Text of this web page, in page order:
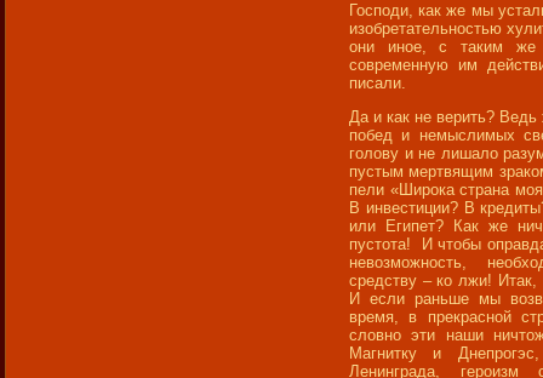
Господи, как же мы
изобретательностью
они иное, с таким же
современную им
писали.
Да и как не верить?
побед и немыслимых
голову и не лишало
пустым мертвящим
пели «Широка страна
В инвестиции? В
или Египет? Как же
пустота! И чтобы
невозможность,
средству – ко лжи!
И если раньше мы
время, в прекрасной
словно эти наши
Магнитку и
Ленинграда, героизм